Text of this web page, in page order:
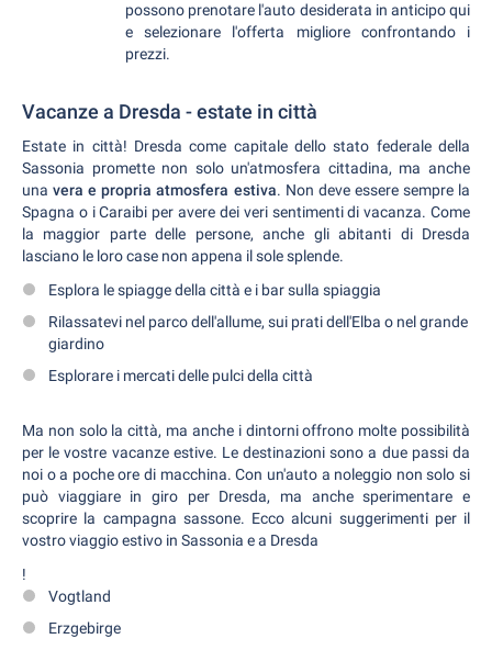
possono prenotare l'auto desiderata in anticipo qui
e selezionare l'offerta migliore confrontando i
prezzi.
Vacanze a Dresda - estate in città
Estate in città! Dresda come capitale dello stato federale della
Sassonia promette non solo un'atmosfera cittadina, ma anche
unavera e propria atmosfera estiva. Non deve essere sempre la
Spagna o i Caraibi per avere dei veri sentimenti di vacanza. Come
la maggior parte delle persone, anche gli abitanti di Dresda
lasciano le loro case non appena il sole splende.
Esplora le spiagge della città e i bar sulla spiaggia
Rilassatevi nel parco dell'allume, sui prati dell'Elba o nel grande
giardino
Esplorare i mercati delle pulci della città
Ma non solo la città, ma anche i dintorni offrono molte possibilità
per le vostre vacanze estive. Le destinazioni sono a due passi da
noi o a poche ore di macchina. Con un'auto a noleggio non solo si
può viaggiare in giro per Dresda, ma anche sperimentare e
scoprire la campagna sassone. Ecco alcuni suggerimenti per il
vostro viaggio estivo in Sassonia e a Dresda
!
Vogtland
Erzgebirge